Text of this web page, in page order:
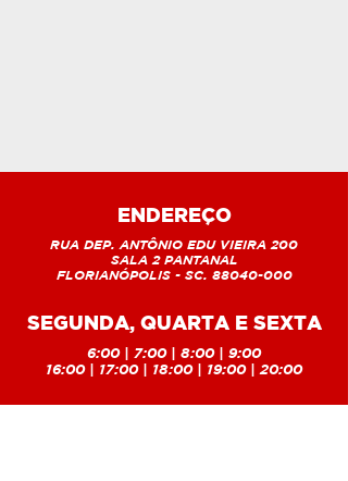
ENDEREÇO
RUA DEP. ANTÔNIO EDU VIEIRA 200
SALA 2 PANTANAL
FLORIANÓPOLIS - SC. 88040-000
SEGUNDA, QUARTA E SEXTA
6:00 | 7:00 | 8:00 | 9:00
16:00 | 17:00 | 18:00 | 19:00 | 20:00